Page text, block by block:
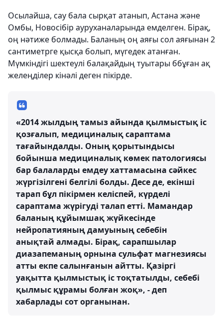
Осылайша, сау бала сырқат атанып, Астана және
Омбы, Новосібір ауруханаларында емделген. Бірақ,
оң нәтиже болмады. Баланың оң аяғы сол аяғынан 2
сантиметрге қысқа болып, мүгедек атанған.
Мүмкіндігі шектеулі балақайдың туытары ббұған ақ
желеңділер кінәлі деген пікірде.
«2014 жылдың тамыз айында қылмыстық іс
қозғалып, медициналық сараптама
тағайындалды. Оның қорытындысы
бойынша медициналық көмек патологиясы
бар балаларды емдеу хаттамасына сәйкес
жүргізілгені белгілі болды. Десе де, екінші
тарап бұл пікірмен келіспей, күрделі
сараптама жүрігуді талап етті. Мамандар
баланың құйымшақ жүйкесінде
нейропатияның дамуының себебін
анықтай алмады. Бірақ, сарапшылар
диазапеманың орнына сульфат магнезиясы
атты екпе салынғанын айтты. Қазіргі
уақытта қылмыстық іс тоқтатылды, себебі
қылмыс құрамы болған жоқ», - деп
хабарлады сот органынан.